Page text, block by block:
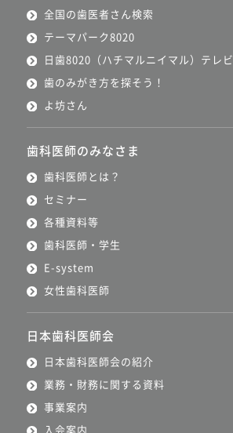
全国の歯医者さん検索
テーマパーク8020
日歯8020（ハチマルニイマル）テレビ
歯のみがき方を探そう！
よ坊さん
歯科医師のみなさま
歯科医師とは？
セミナー
各種資料等
歯科医師・学生
E-system
女性歯科医師
日本歯科医師会
日本歯科医師会の紹介
業務・財務に関する資料
事業案内
入会案内